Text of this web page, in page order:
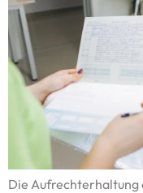
Die Aufrechterhaltung